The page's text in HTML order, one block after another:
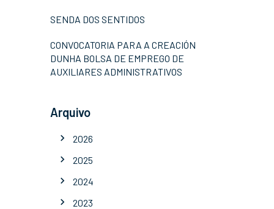
SENDA DOS SENTIDOS
CONVOCATORIA PARA A CREACIÓN
DUNHA BOLSA DE EMPREGO DE
AUXILIARES ADMINISTRATIVOS
Arquivo
2026
2025
2024
2023